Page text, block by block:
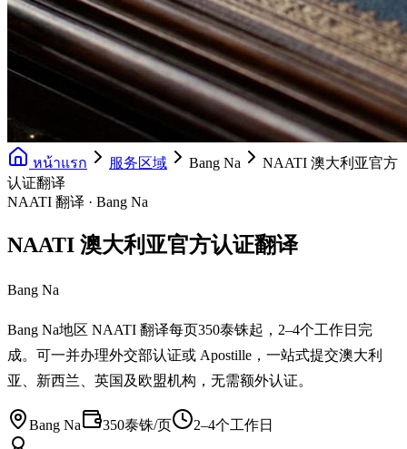
หน้าแรก 服务区域 Bang Na
NAATI 澳大利亚官方
认证翻译
NAATI 翻译 · Bang Na
NAATI 澳大利亚官方认证翻译
Bang Na
Bang Na地区 NAATI 翻译每页350泰铢起，2–4个工作日完
成。可一并办理外交部认证或 Apostille，一站式提交澳大利
亚、新西兰、英国及欧盟机构，无需额外认证。
Bang Na 350泰铢/页 2–4个工作日